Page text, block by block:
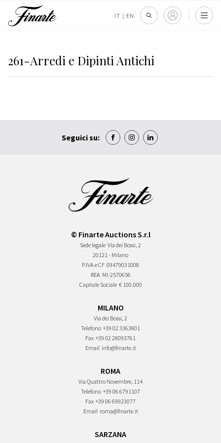
IT | EN
261-Arredi e Dipinti Antichi
Seguici su:
© Finarte Auctions S.r.l
Sede legale Via dei Bossi, 2
20121 - Milano
P.IVA e CF 09479031008
REA MI-2570656
Capitale Sociale € 100.000
MILANO
Via dei Bossi, 2
Telefono +39 02 3363801
Fax +39 02 28093761
Email info@finarte.it
ROMA
Via Quattro Novembre, 114
Telefono +39 06 6791107
Fax +39 06 69923077
Email roma@finarte.it
SARZANA